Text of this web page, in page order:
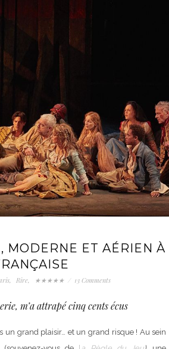
MODERNE ET AÉRIEN À
, Rire, ★★★★★ / 13 Comments
m’a attrapé cinq cents écus
un grand plaisir… et un grand risque ! Au sein